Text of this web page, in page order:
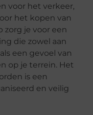
voor het verkeer,
het kopen van
zorg je voor een
die zowel aan
een gevoel van
op je terrein. Het
is een
en veilig